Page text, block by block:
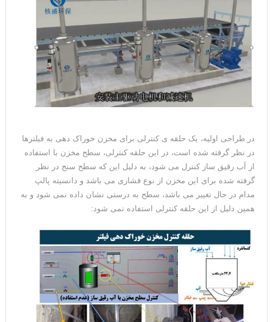
در طراحی اولیه، یک حلقه ی کنترلی برای مخزن خوراک دهی به فیلترها
در نظر گرفته شده است، در این حلقه کنترلی، سطح مخزن با استفاده
از آب رقیق ساز کنترل می شود، به دلیل این که سطح سنج در نظر
گرفته شده برای این مخزن از نوع فشاری می باشد و دانسیته پالپ
مدام در حال تغییر می باشد، سطح به درستی نشان داده نمی شود و به
همین دلیل از این حلقه کنترلی استفاده نمی شود: